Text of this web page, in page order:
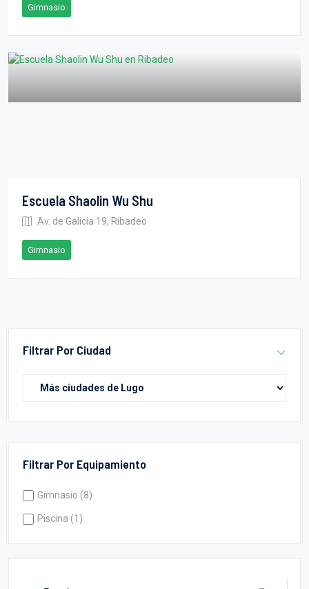
Filtrar Por Ciudad
Filtrar Por Equipamiento
Gimnasio (8)
Piscina (1)
Gimnasio
Escuela Shaolin Wu Shu
Av. de Galicia 19, Ribadeo
Gimnasio